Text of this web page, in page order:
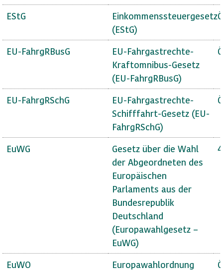
EStG
Einkommenssteuergesetz
(EStG)
EU-FahrgRBusG
EU-Fahrgastrechte-
Kraftomnibus-Gesetz
(EU-FahrgRBusG)
EU-FahrgRSchG
EU-Fahrgastrechte-
Schifffahrt-Gesetz (EU-
FahrgRSchG)
EuWG
Gesetz über die Wahl
der Abgeordneten des
Europäischen
Parlaments aus der
Bundesrepublik
Deutschland
(Europawahlgesetz –
EuWG)
EuWO
Europawahlordnung